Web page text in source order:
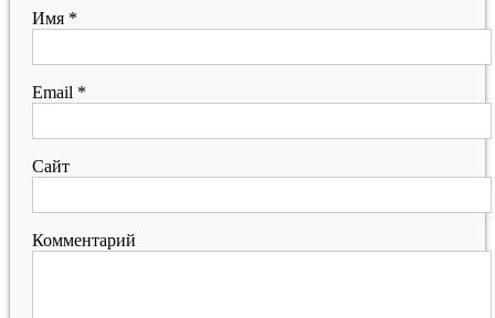
Имя *
Email *
Сайт
Комментарий